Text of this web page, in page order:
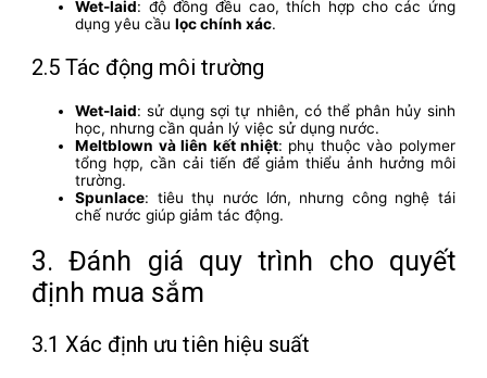
Wet-laid: độ đồng đều cao, thích hợp cho các ứng
dụng yêu cầulọc chính xác.
2.5 Tác động môi trường
Wet-laid: sử dụng sợi tự nhiên, có thể phân hủy sinh
học, nhưng cần quản lý việc sử dụng nước.
Meltblown và liên kết nhiệt: phụ thuộc vào polymer
tổng hợp, cần cải tiến để giảm thiểu ảnh hưởng môi
trường.
Spunlace: tiêu thụ nước lớn, nhưng công nghệ tái
chế nước giúp giảm tác động.
3. Đánh giá quy trình cho quyết
định mua sắm
3.1 Xác định ưu tiên hiệu suất